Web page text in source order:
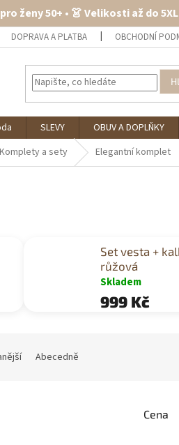
ženy 50+ • 👗 Velikosti až do
DOPRAVA A PLATBA OBCHODNÍ
SLEVY OBUV A DOPLŇKY
Komplety a sety Elegantní komplet
Set vesta +
růžová
Skladem
999 Kč
Abecedně
Cena